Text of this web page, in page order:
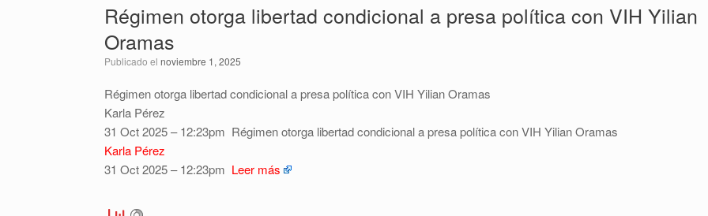
Régimen otorga libertad condicional a presa política con VIH Yilian
Oramas
Publicado el noviembre 1, 2025
Régimen otorga libertad condicional a presa política con VIH Yilian Oramas
Karla Pérez
31 Oct 2025 – 12:23pm Régimen otorga libertad condicional a presa política con VIH Yilian Oramas
Karla Pérez
31 Oct 2025 – 12:23pm Leer más